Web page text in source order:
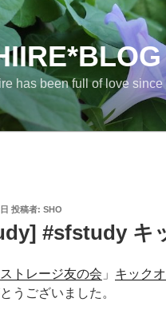
has been full of love since
投稿者: SHO
#sfstudy キ
ストレージ友の会 」 キック
うございました。